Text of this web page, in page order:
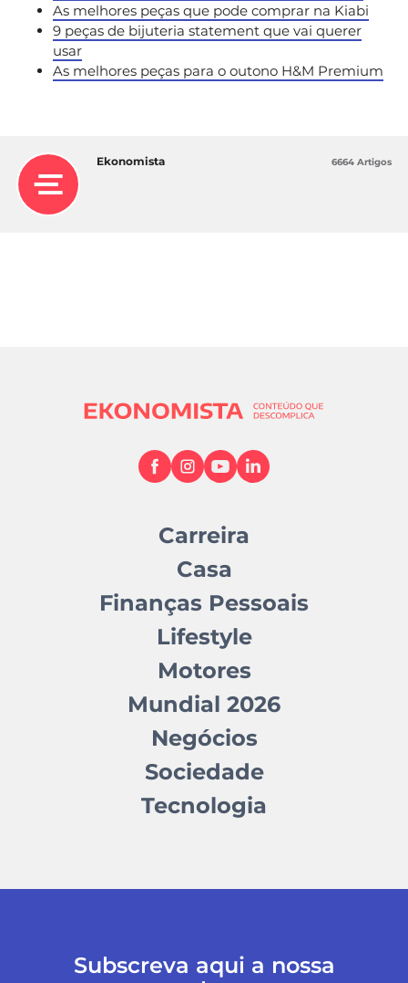
As melhores peças que pode comprar na Kiabi
9 peças de bijuteria statement que vai querer
usar
As melhores peças para o outono H&M Premium
Ekonomista 6664 Artigos
Carreira
Casa
Finanças Pessoais
Lifestyle
Motores
Mundial 2026
Negócios
Sociedade
Tecnologia
Subscreva aqui a nossa